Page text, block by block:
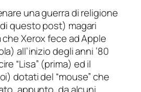
una guerra di religione
questo post) magari
Xerox fece ad Apple
all’inizio degli anni ’80
“Lisa” (prima) ed il
dotati del “mouse” che